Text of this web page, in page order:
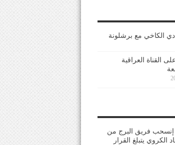
الكاخي مع برشلونة
القناة العراقية
إنسحب فريق البرج من
الكروي يتبلغ القرار